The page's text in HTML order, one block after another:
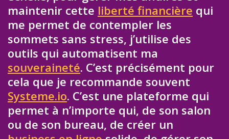
maintenir cette liberté financière qui
me permet de contempler les
sommets sans stress, j’utilise des
outils qui automatisent ma
souveraineté. C’est précisément pour
cela que je recommande souvent
Systeme.io. C’est une plateforme qui
permet à n’importe qui, de son salon
ou de son bureau, de créer un